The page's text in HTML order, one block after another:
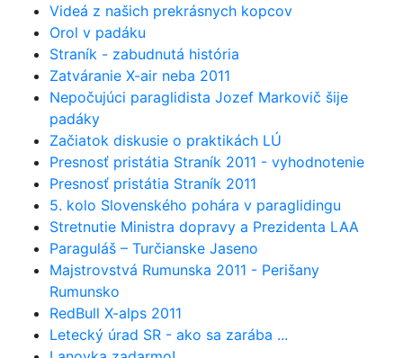
Videá z našich prekrásnych kopcov
Orol v padáku
Straník - zabudnutá história
Zatváranie X-air neba 2011
Nepočujúci paraglidista Jozef Markovič šije
padáky
Začiatok diskusie o praktikách LÚ
Presnosť pristátia Straník 2011 - vyhodnotenie
Presnosť pristátia Straník 2011
5. kolo Slovenského pohára v paraglidingu
Stretnutie Ministra dopravy a Prezidenta LAA
Paraguláš – Turčianske Jaseno
Majstrovstvá Rumunska 2011 - Perišany
Rumunsko
RedBull X-alps 2011
Letecký úrad SR - ako sa zarába ...